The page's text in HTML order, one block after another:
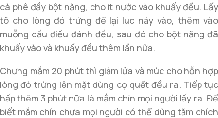
cà phê đầy bột năng, cho ít nước vào khuấy đều. Lấy
tô cho lòng đỏ trứng để lại lúc nảy vào, thêm vào
muỗng dầu điều đánh đều, sau đó cho bột năng đã
khuấy vào và khuấy đều thêm lần nữa.
Chưng mắm 20 phút thì giảm lửa và múc cho hỗn hợp
lòng đỏ trứng lên mặt dùng cọ quết đều ra. Tiếp tục
hấp thêm 3 phút nữa là mắm chín mọi người lấy ra. Để
biết mắm chín chưa mọi người có thể dùng tăm chích